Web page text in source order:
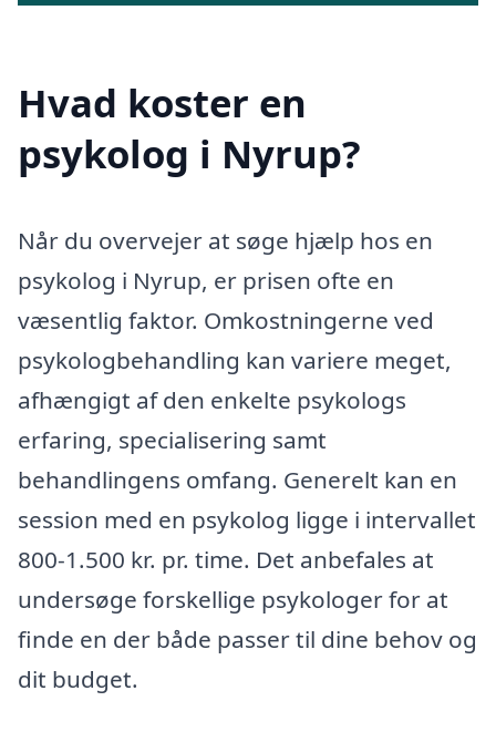
Hvad koster en
psykolog i Nyrup?
Når du overvejer at søge hjælp hos en
psykolog i Nyrup, er prisen ofte en
væsentlig faktor. Omkostningerne ved
psykologbehandling kan variere meget,
afhængigt af den enkelte psykologs
erfaring, specialisering samt
behandlingens omfang. Generelt kan en
session med en psykolog ligge i intervallet
800-1.500 kr. pr. time. Det anbefales at
undersøge forskellige psykologer for at
finde en der både passer til dine behov og
dit budget.